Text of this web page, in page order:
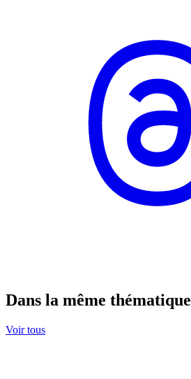
Dans la même thématique
Voir tous